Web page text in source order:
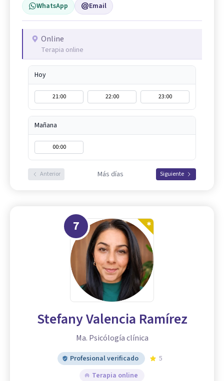
WhatsApp Email
Online
Terapia online
Hoy
21:00 22:00 23:00
Mañana
00:00
Anterior Más días Siguiente
7
Stefany Valencia Ramírez
Ma. Psicólogía clínica
Profesional verificado
5
Terapia online